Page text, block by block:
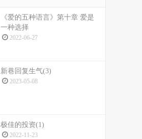
《爱的五种语言》第十章 爱是
一种选择
2022-06-27
新巷回复生气(3)
2023-05-08
极佳的投资(1)
2022-11-23